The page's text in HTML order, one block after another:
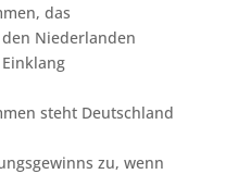
das
Niederlanden
steht Deutschland
zu, wenn